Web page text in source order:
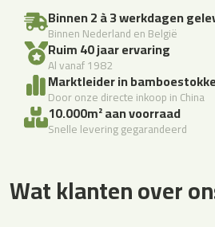
Binnen 2 à 3 werkdagen
Binnen Nederland en België
Ruim 40 jaar ervaring
Al vanaf 1982
Marktleider in
Door onze directe inkoop in China
10.000m² aan voorraad
Snelle levering gegarandeerd
Wat klanten over
Mis niet langer onze speciale
Schrijf je nu in voor onze nieuwsbrief!